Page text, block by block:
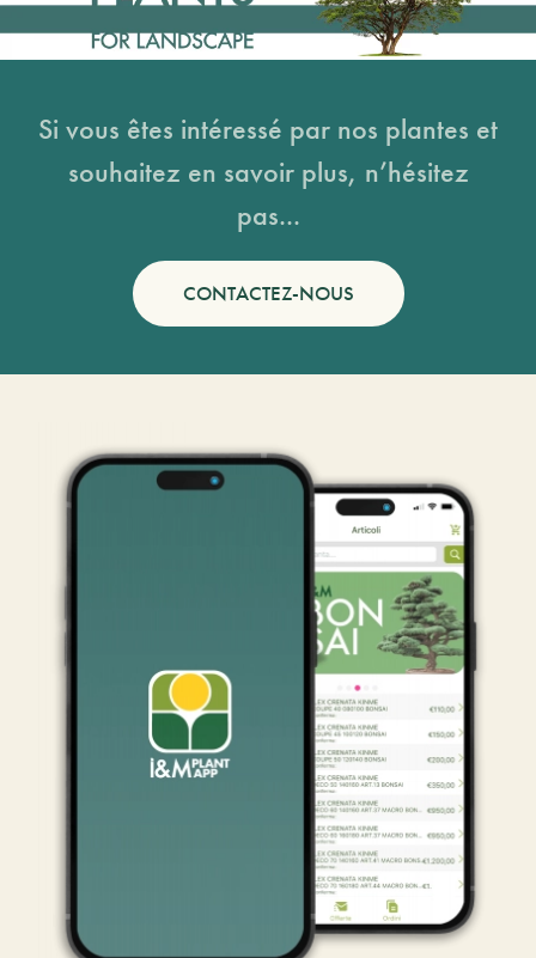
Si vous êtes intéressé par nos plantes et
souhaitez en savoir plus, n’hésitez
pas...
CONTACTEZ-NOUS